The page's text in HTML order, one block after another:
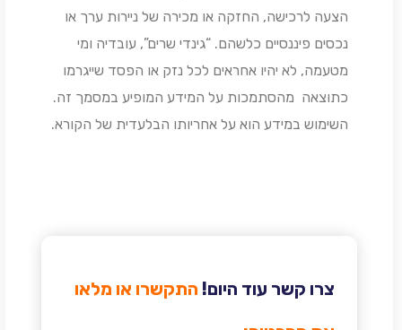
הצעה לרכישה, החזקה או מכירה של ניירות ערך או
נכסים פיננסיים כלשהם. “גינדי שרים”, עובדיה ומי
מטעמה, לא יהיו אחראים לכל נזק או הפסד שייגרמו
כתוצאה מהסתמכות על המידע המופיע במסמך זה.
השימוש במידע הוא על אחריותו הבלעדית של הקורא.
צרו קשר עוד היום! התקשרו או מלאו